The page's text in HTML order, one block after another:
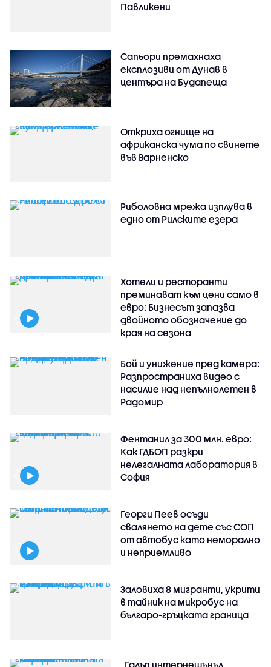
Павликени
Сапьори премахнаха
експлозиви от Дунав в
центъра на Будапеща
Откриха огнище на
африканска чума по свинете
във Варненско
Риболовна мрежа изплува в
едно от Рилските езера
Хотели и ресторанти
преминават към цени само в
евро: Бизнесът запазва
двойното обозначение до
края на сезона
Бой и унижение пред камера:
Разпространиха видео с
насилие над непълнолетен в
Радомир
Фентанил за 300 млн. евро:
Как ГДБОП разкри
нелегалната лаборатория в
София
Георги Пеев осъди
свалянето на дете със СОП
от автобус като неморално
и неприемливо
Заловиха 8 мигранти, укрити
в тайник на микробус на
българо-гръцката граница
„Галъп интернешънъл